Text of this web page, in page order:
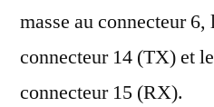
masse au connecteur
connecteur 14 (TX) et
connecteur 15 (RX).